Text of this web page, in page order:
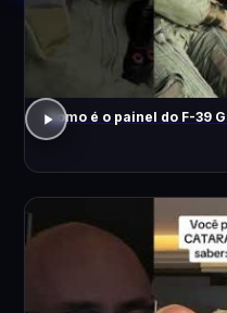
Como é o painel do F-39